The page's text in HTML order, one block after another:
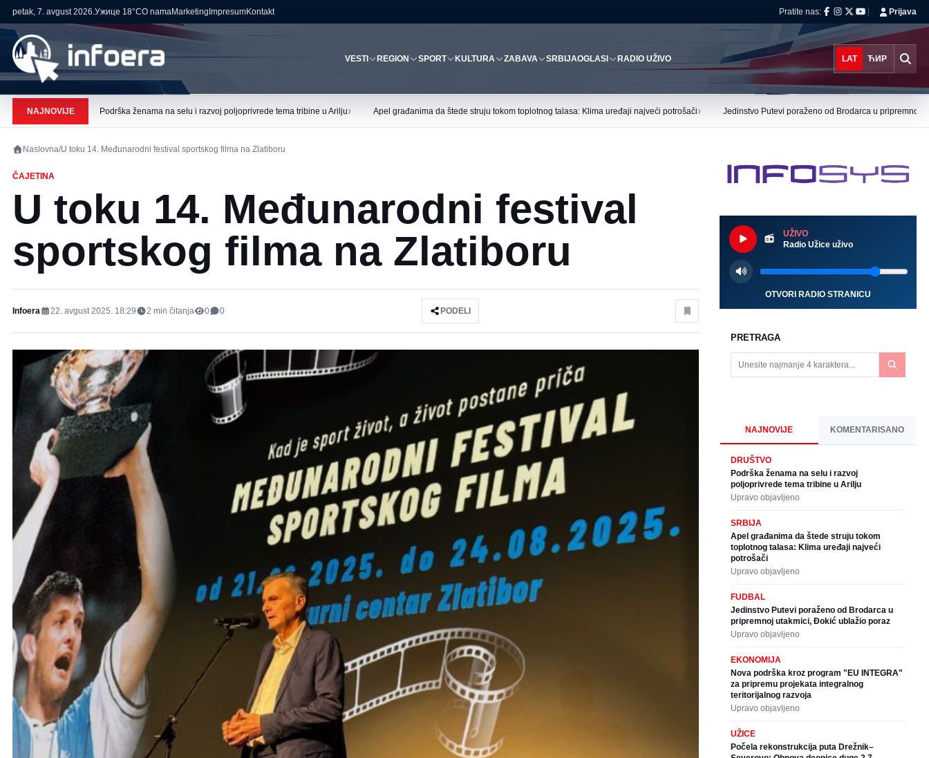
petak, 7. avgust 2026.Ужице 18°CO namaMarketing ImpresumKontakt Pratite nas: Prijava
VESTI REGION SPORT KULTURA ZABAVA SRBIJAOGLASI RADIO UŽIVO LAT ЋИР
NAJNOVIJE Podrška ženama na selu i razvoj poljoprivrede tema tribine u Arilju› Apel građanima da štede struju tokom toplotnog talasa: Klima uređaji najveći potrošači› Jedinstvo Putevi poraženo od Brodarca u pripremnoj
Naslovna/U toku 14. Međunarodni festival sportskog filma na Zlatiboru
ČAJETINA
U toku 14. Međunarodni festival
sportskog filma na Zlatiboru
Infoera 22. avgust 2025. 18:29 2 min čitanja 0 0 PODELI
UŽIVO
Radio Užice uživo
OTVORI RADIO STRANICU
PRETRAGA
NAJNOVIJE KOMENTARISANO
DRUŠTVO
Podrška ženama na selu i razvoj
poljoprivrede tema tribine u Arilju
Upravo objavljeno
SRBIJA
Apel građanima da štede struju tokom
toplotnog talasa: Klima uređaji najveći
potrošači
Upravo objavljeno
FUDBAL
Jedinstvo Putevi poraženo od Brodarca u
pripremnoj utakmici, Đokić ublažio poraz
Upravo objavljeno
EKONOMIJA
Nova podrška kroz program "EU INTEGRA"
za pripremu projekata integralnog
teritorijalnog razvoja
Upravo objavljeno
UŽICE
Počela rekonstrukcija puta Drežnik–